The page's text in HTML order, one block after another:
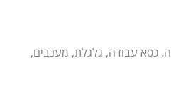
כסא עבודה, גלגלת, מענבים,